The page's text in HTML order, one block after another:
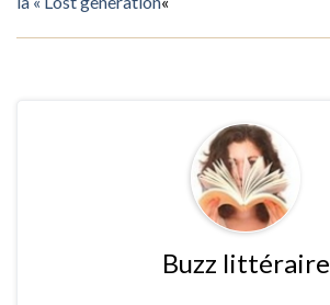
Buzz littéraire